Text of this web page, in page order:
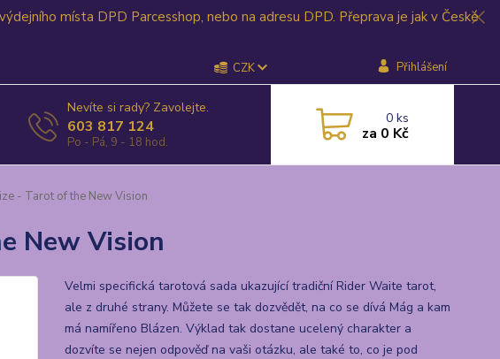
místa DPD Parcesshop, nebo na adresu DPD. Přeprava je jak v České
CZK Přihlášení
Nevíte si rady? Zavolejte.
603 817 124
Po - Pá, 9 - 18 hod.
0ks
za 0 Kč
- Tarot of the New Vision
New Vision
Velmi specifická tarotová sada ukazující tradiční Rider Waite tarot,
ale z druhé strany. Můžete se tak dozvědět, na co se dívá Mág a kam
má namířeno Blázen. Výklad tak dostane ucelený charakter a
dozvíte se nejen odpověď na vaši otázku, ale také to, co je pod